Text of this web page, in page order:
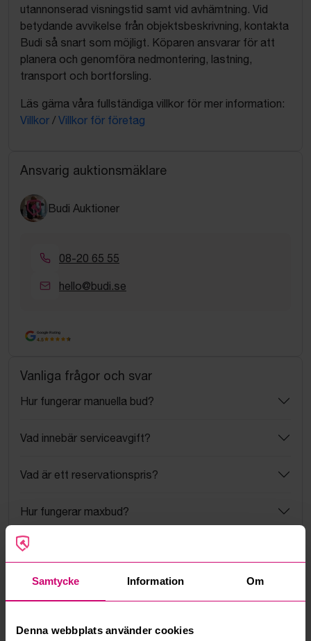
Samtycke Information Om
Denna webbplats använder cookies
utannonserad visningstid samt vid avhämtning. Vid
betydande avvikelse från objektsbeskrivning, kontakta
Budi så snart som möjligt. Köparen ansvarar för att
planera och genomföra nedmontering, lastning,
transport och bortforsling.
Läs gärna våra fullständiga villkor för mer information:
Villkor / Villkor för företag
Ansvarig auktionsmäklare
Budi Auktioner
08-20 65 55
hello@budi.se
Google Rating
4.5
Vanliga frågor och svar
Hur fungerar manuella bud?
Vad innebär serviceavgift?
Vad är ett reservationspris?
Hur fungerar maxbud?
Hur fungerar budmotorn?
Kan jag ångra ett bud?